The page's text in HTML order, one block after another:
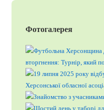
Фотогалерея